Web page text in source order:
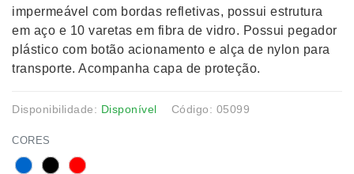
impermeável com bordas refletivas, possui estrutura
em aço e 10 varetas em fibra de vidro. Possui pegador
plástico com botão acionamento e alça de nylon para
transporte. Acompanha capa de proteção.
Disponibilidade: Disponível Código: 05099
CORES